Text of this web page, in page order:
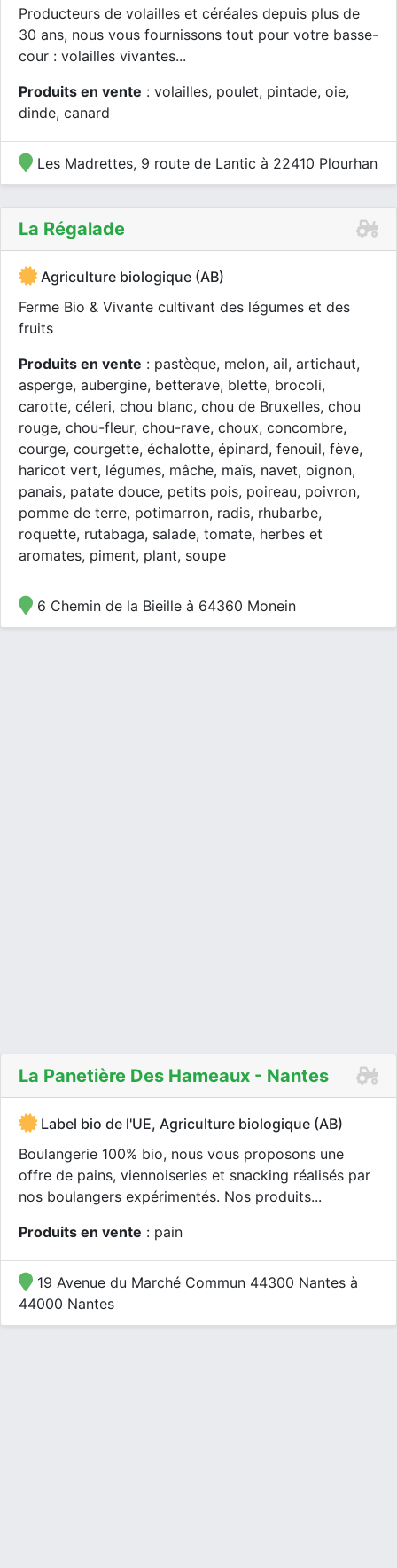
Producteurs de volailles et céréales depuis plus de
30 ans, nous vous fournissons tout pour votre basse-
cour : volailles vivantes...
Produits en vente : volailles, poulet, pintade, oie,
dinde, canard
Les Madrettes, 9 route de Lantic à 22410 Plourhan
La Régalade
Agriculture biologique (AB)
Ferme Bio & Vivante cultivant des légumes et des
fruits
Produits en vente : pastèque, melon, ail, artichaut,
asperge, aubergine, betterave, blette, brocoli,
carotte, céleri, chou blanc, chou de Bruxelles, chou
rouge, chou-fleur, chou-rave, choux, concombre,
courge, courgette, échalotte, épinard, fenouil, fève,
haricot vert, légumes, mâche, maïs, navet, oignon,
panais, patate douce, petits pois, poireau, poivron,
pomme de terre, potimarron, radis, rhubarbe,
roquette, rutabaga, salade, tomate, herbes et
aromates, piment, plant, soupe
6 Chemin de la Bieille à 64360 Monein
La Panetière Des Hameaux - Nantes
Label bio de l'UE, Agriculture biologique (AB)
Boulangerie 100% bio, nous vous proposons une
offre de pains, viennoiseries et snacking réalisés par
nos boulangers expérimentés. Nos produits...
Produits en vente : pain
19 Avenue du Marché Commun 44300 Nantes à
44000 Nantes